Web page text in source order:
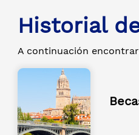
Historial
A continuación